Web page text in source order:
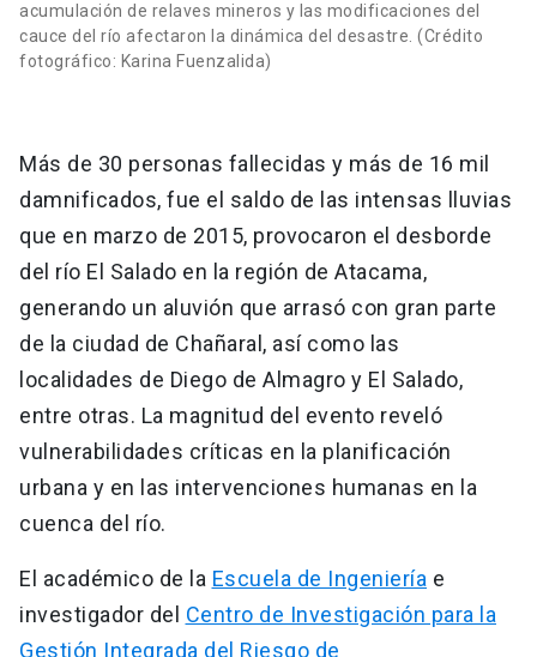
acumulación de relaves mineros y las modificaciones del
cauce del río afectaron la dinámica del desastre. (Crédito
fotográfico: Karina Fuenzalida)
Más de 30 personas fallecidas y más de 16 mil
damnificados, fue el saldo de las intensas lluvias
que en marzo de 2015, provocaron el desborde
del río El Salado en la región de Atacama,
generando un aluvión que arrasó con gran parte
de la ciudad de Chañaral, así como las
localidades de Diego de Almagro y El Salado,
entre otras. La magnitud del evento reveló
vulnerabilidades críticas en la planificación
urbana y en las intervenciones humanas en la
cuenca del río.
El académico de la Escuela de Ingeniería e
investigador del Centro de Investigación para la
Gestión Integrada del Riesgo de